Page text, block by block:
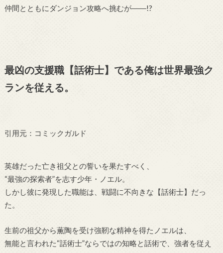
仲間とともにダンジョン攻略へ挑むが――!?
最凶の支援職【話術士】である俺は世界最強ク
ランを従える。
引用元：コミックガルド
英雄だった亡き祖父との誓いを果たすべく、
“最強の探索者”を志す少年・ノエル。
しかし彼に発現した職能は、戦闘に不向きな【話術士】だっ
た。
生前の祖父から薫陶を受け強靭な精神を得たノエルは、
無能と言われた“話術士”ならではの知略と話術で、強者を従え